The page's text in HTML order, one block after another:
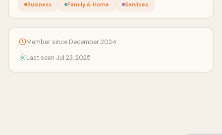
Business Family & Home Services
Member since December 2024
Last seen Jul 23, 2025